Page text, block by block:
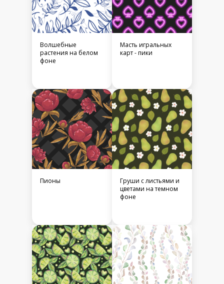
Волшебные
растения на белом
фоне
Масть игральных
карт - пики
Пионы
Груши с листьями и
цветами на темном
фоне